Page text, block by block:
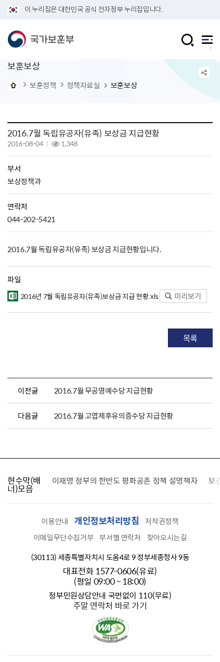
이 누리집은 대한민국 공식 전자정부 누리집입니다.
보훈보상
보훈정책 정책자료실 보훈보상
2016.7월 독립유공자(유족) 보상금 지급현황
2016-08-04 1,348
부서
보상정책과
연락처
044-202-5421
2016.7월 독립유공자(유족) 보상금 지급현황입니다.
파일
2016년 7월 독립유공자(유족)보상금 지급 현황.xls 미리보기
목록
이전글 2016.7월 무공영예수당 지급현황
다음글 2016.7월 고엽제후유의증수당 지급현황
현수막(배
너)모음
찾습니다 이재명 정부의 한반도 평화공존 정책 설명책자 보
이용안내 개인정보처리방침
저작권정책
이메일무단수집거부 부서별 연락처
찾아오시는길
(30113) 세종특별자치시 도움4로 9 정부세종청사 9동
대표전화 1577-0606(유료)
(평일 09:00 ~ 18:00)
정부민원상담안내 국번없이 110(무료)
주말 연락처 바로 가기